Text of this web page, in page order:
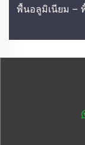
พื้นอลูมิเนียม –